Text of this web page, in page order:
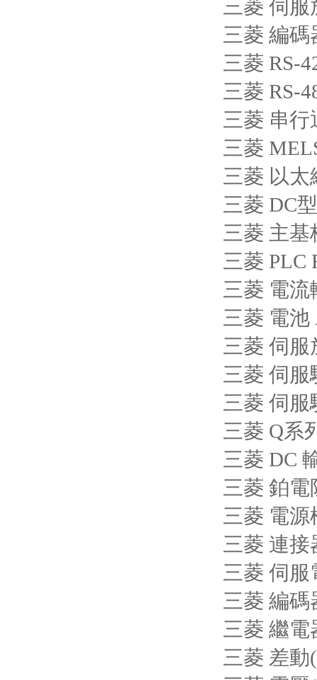
三菱 伺服
三菱 編碼
三菱 RS-
三菱 RS-
三菱 串行
三菱
三菱 以太
三菱 DC
三菱 主基
三菱 PLC
三菱 電
三菱 電池
三菱 伺服
三菱 伺服
三菱 伺服
三菱 Q系
三菱 DC
三菱 鉑電
三菱 電源
三菱 連接
三菱 伺服
三菱 編碼
三菱 繼電
三菱 差動